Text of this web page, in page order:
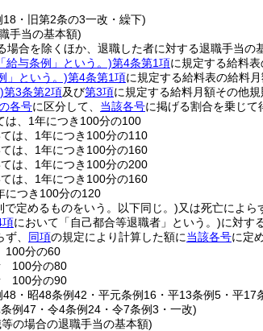
・旧第2条の3一改・繰下)
手当の基本額)
場合を除くほか、退職した者に対する退職手当
給与条例」という。)第4条第1項に規定する給料表
」という。)第4条第1項に規定する給料表の給料
第3条第2項及び第3項に規定する給料月額その他
各号に区分して、 当該各号に掲げる割合を乗じて
は、1年につき100分の100
は、1年につき100分の110
は、1年につき100分の160
は、1年につき100分の200
は、1年につき100分の160
につき100分の120
で定めるものをいう。以下同じ。)又は死亡によら
項において「自己都合等退職者」という。)に対す
、 同項の規定により計算した額に当該各号に定
100分の60
100分の80
100分の90
・昭48条例42・平元条例16・平13条例5・平
例47・令4条例24・令7条例3・一改)
の場合の退職手当の基本額)